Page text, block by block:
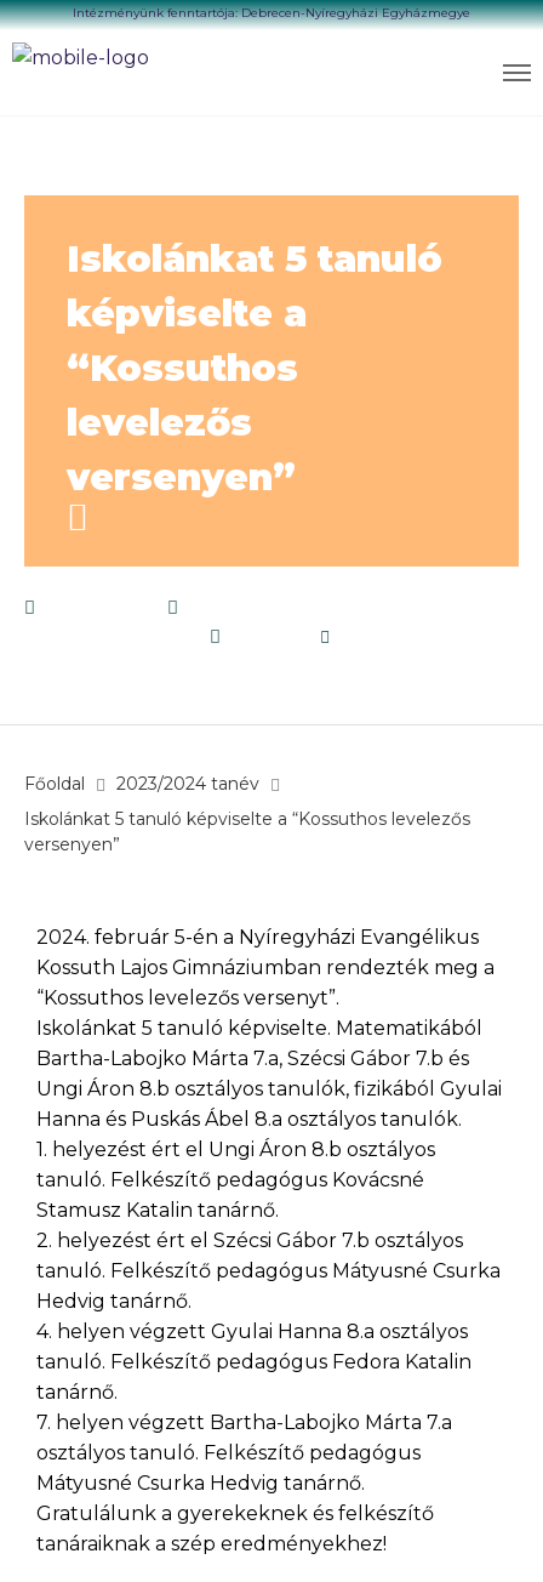
Intézményünk fenntartója: Debrecen-Nyíregyházi Egyházmegye
Iskolánkat 5 tanuló
képviselte a
“Kossuthos
levelezős
versenyen”
Főoldal
2023/2024 tanév
Iskolánkat 5 tanuló képviselte a “Kossuthos levelezős
versenyen”
2024. február 5-én a Nyíregyházi Evangélikus
Kossuth Lajos Gimnáziumban rendezték meg a
“Kossuthos levelezős versenyt”.
Iskolánkat 5 tanuló képviselte. Matematikából
Bartha-Labojko Márta 7.a, Szécsi Gábor 7.b és
Ungi Áron 8.b osztályos tanulók, fizikából Gyulai
Hanna és Puskás Ábel 8.a osztályos tanulók.
1. helyezést ért el Ungi Áron 8.b osztályos
tanuló. Felkészítő pedagógus Kovácsné
Stamusz Katalin tanárnő.
2. helyezést ért el Szécsi Gábor 7.b osztályos
tanuló. Felkészítő pedagógus Mátyusné Csurka
Hedvig tanárnő.
4. helyen végzett Gyulai Hanna 8.a osztályos
tanuló. Felkészítő pedagógus Fedora Katalin
tanárnő.
7. helyen végzett Bartha-Labojko Márta 7.a
osztályos tanuló. Felkészítő pedagógus
Mátyusné Csurka Hedvig tanárnő.
Gratulálunk a gyerekeknek és felkészítő
tanáraiknak a szép eredményekhez!